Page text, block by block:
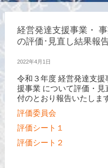
経営発達支援事業・
の評価･見直し結果報
2022年4月1日
令和３年度 経営発達支
援事業 について評価・
付のとおり報告いたしま
評価委員会
評価シート１
評価シート２